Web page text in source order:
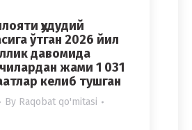
ҳудудий
ўтган 2026 йил
давомида
жами 1 031
келиб тушган
By Raqobat qo'mitasi